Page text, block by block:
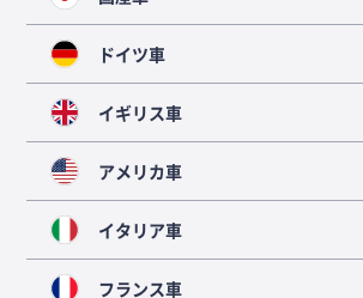
ドイツ車
イギリス車
アメリカ車
イタリア車
フランス車